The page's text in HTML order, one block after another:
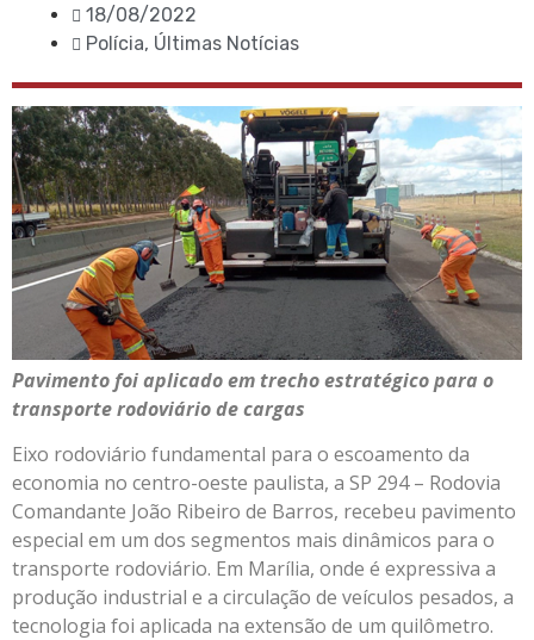
18/08/2022
Polícia, Últimas Notícias
Pavimento foi aplicado em trecho estratégico para o
transporte rodoviário de cargas
Eixo rodoviário fundamental para o escoamento da
economia no centro-oeste paulista, a SP 294 – Rodovia
Comandante João Ribeiro de Barros, recebeu pavimento
especial em um dos segmentos mais dinâmicos para o
transporte rodoviário. Em Marília, onde é expressiva a
produção industrial e a circulação de veículos pesados, a
tecnologia foi aplicada na extensão de um quilômetro.